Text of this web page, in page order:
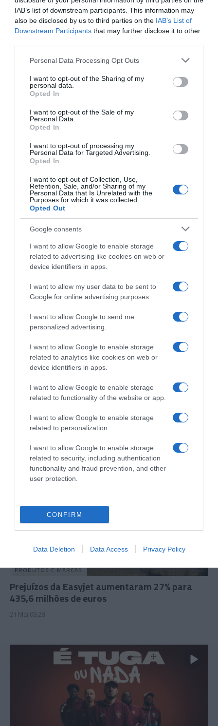
IAB’s list of downstream participants. This information may
also be disclosed by us to third parties on the IAB’s List of
Downstream Participants that may further disclose it to other
Please note that this website/app uses one or more Google
not limited to your visit or usage behaviour. You may click to
grant or deny consent to Google and its third-party tags to
use your data for below specified purposes in below Google
consent section.
Personal Data Processing Opt Outs
I want to opt-out of the Sharing of my
personal data.
Opted In
I want to opt-out of the Sale of my
Personal Data.
Opted In
I want to opt-out of processing my
Personal Data for Targeted Advertising.
Opted In
I want to opt-out of Collection, Use,
Retention, Sale, and/or Sharing of my
Personal Data that Is Unrelated with the
Purposes for which it was collected.
Opted Out
Google consents
I want to allow Google to enable storage
related to advertising like cookies on web or
device identifiers in apps.
I want to allow my user data to be sent to
Google for online advertising purposes.
I want to allow Google to send me
personalized advertising.
I want to allow Google to enable storage
related to analytics like cookies on web or
device identifiers in apps.
I want to allow Google to enable storage
related to functionality of the website or app.
I want to allow Google to enable storage
related to personalization.
I want to allow Google to enable storage
related to security, including authentication
functionality and fraud prevention, and other
user protection.
CONFIRM
Data Deletion Data Access Privacy Policy
PESSOAS
Madeirense Amarílys Câmara não segue em
frente no 'The Voice Kids'
PRODUTOS E MARCAS
PortoBay convida a viver o Algarve com mais
tempo para saborear o Verão
13 Mai 11:10
TURISMO
Já começou a temporada do 'MSC Euribia' no
Norte da Europa
PRODUTOS E MARCAS
Prejuízos da Easyjet aumentaram 27% para
435,6 milhões de euros
21 Mai 08:28